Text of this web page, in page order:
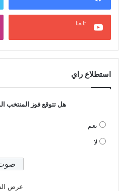
تابعنا
استطلاع راي
هل تتوقع فوز المنتخب
نعم
لا
عرض